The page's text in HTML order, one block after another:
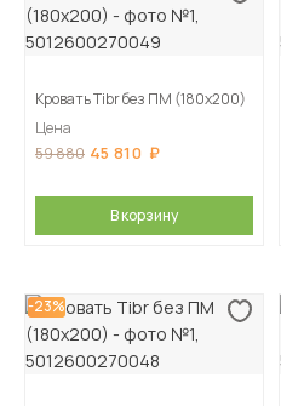
Кровать Tibr без ПМ (180х200)
Цена
59 880 45 810
В корзину
-23%